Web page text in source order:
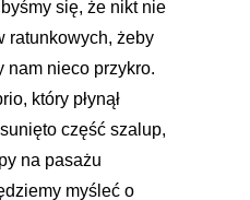
się, że nikt nie
ratunkowych, żeby
nam nieco przykro.
który płynął
część szalup,
na pasażu
myśleć o